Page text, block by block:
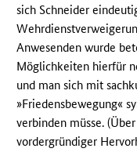
sich Schneider
Anwesenden wurde
Möglichkeiten hierfür
und man sich mit
»Friedensbewegung«
verbinden müsse.
vordergründiger